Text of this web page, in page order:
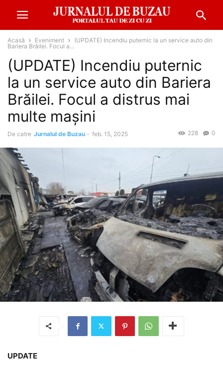
Acasă Eveniment
(UPDATE) Incendiu puternic la un service auto din
Bariera Brăilei. Focul a...
(UPDATE) Incendiu puternic
la un service auto din Bariera
Brăilei. Focul a distrus mai
multe mașini
De catre Jurnalul de Buzau - feb. 15, 2025 0
228
UPDATE